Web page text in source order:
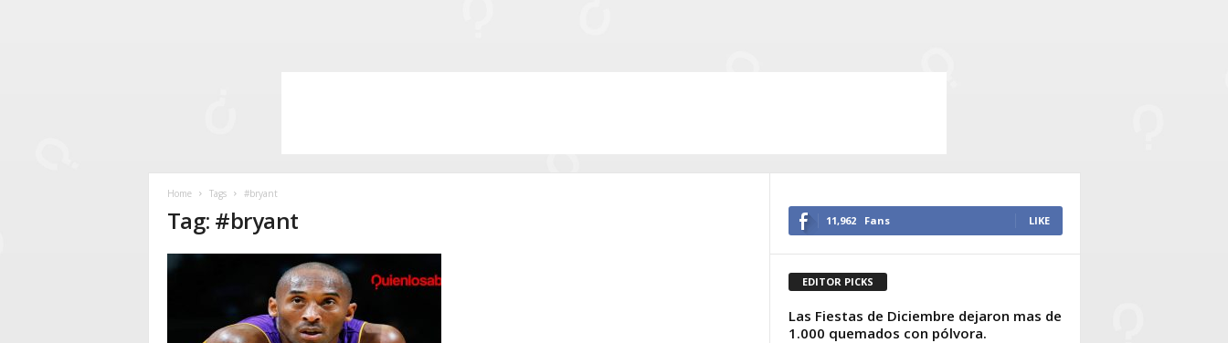
Home Tags #bryant
Tag: #bryant 11,962 Fans LIKE
EDITOR PICKS
Las Fiestas de Diciembre dejaron mas de
1.000 quemados con pólvora.